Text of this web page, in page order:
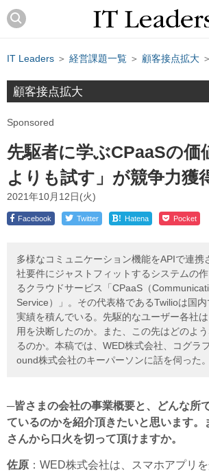
IT Leaders ＞ 経営課題一覧 ＞ 顧客接点拡大 ＞
顧客接点拡大
Sponsored
先駆者に学ぶCPaaSの価
よりも試す」が競争力獲
2021年10月12日(火)
Facebook Twitter ! Hatena Pocket
多様なコミュニケーション機能をAPIで連携
社要件にジャストフィットするシステムの
るクラウドサービス「CPaaS（
Service）」。その代表格であるTwilioは国
実績を積んでいる。先駆的なユーザー各社
用を決断したのか。また、この先はどのよ
るのか。本稿では、WED株式会社、コグラ
ound株式会社のキーパーソンに話を伺った。
─皆さまの会社の事業概要と、どんな所
ているのかを紹介頂きたいと思います。
さんから口火を切って頂けますか。
佐原 ：WED株式会社は、スマホアプリ